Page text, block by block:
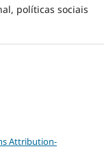
políticas sociais
Attribution-